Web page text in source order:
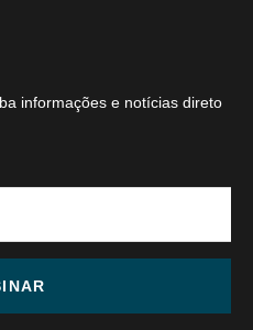
informações e notícias direto